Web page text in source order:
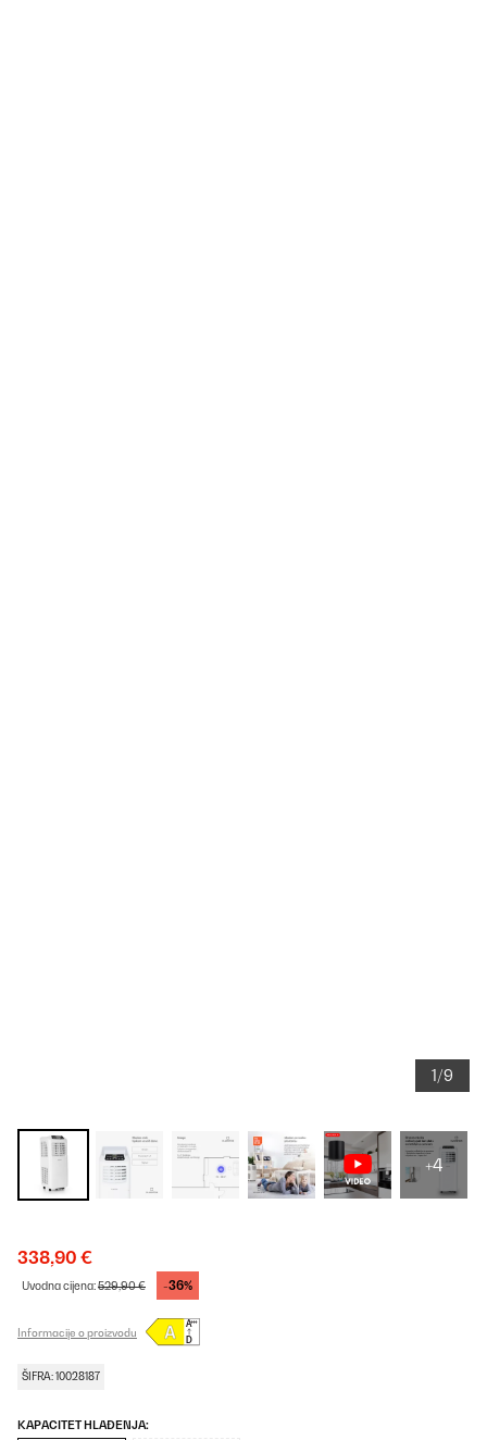
1/9
+4
338,90 €
Uvodna cijena:529,90 € -36%
Informacije o proizvodu
ŠIFRA: 10028187
KAPACITET HLAĐENJA: